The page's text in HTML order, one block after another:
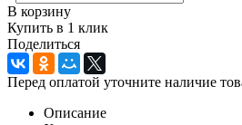
В корзину
Купить в 1 клик
Поделиться
Перед оплатой уточните наличие
Описание